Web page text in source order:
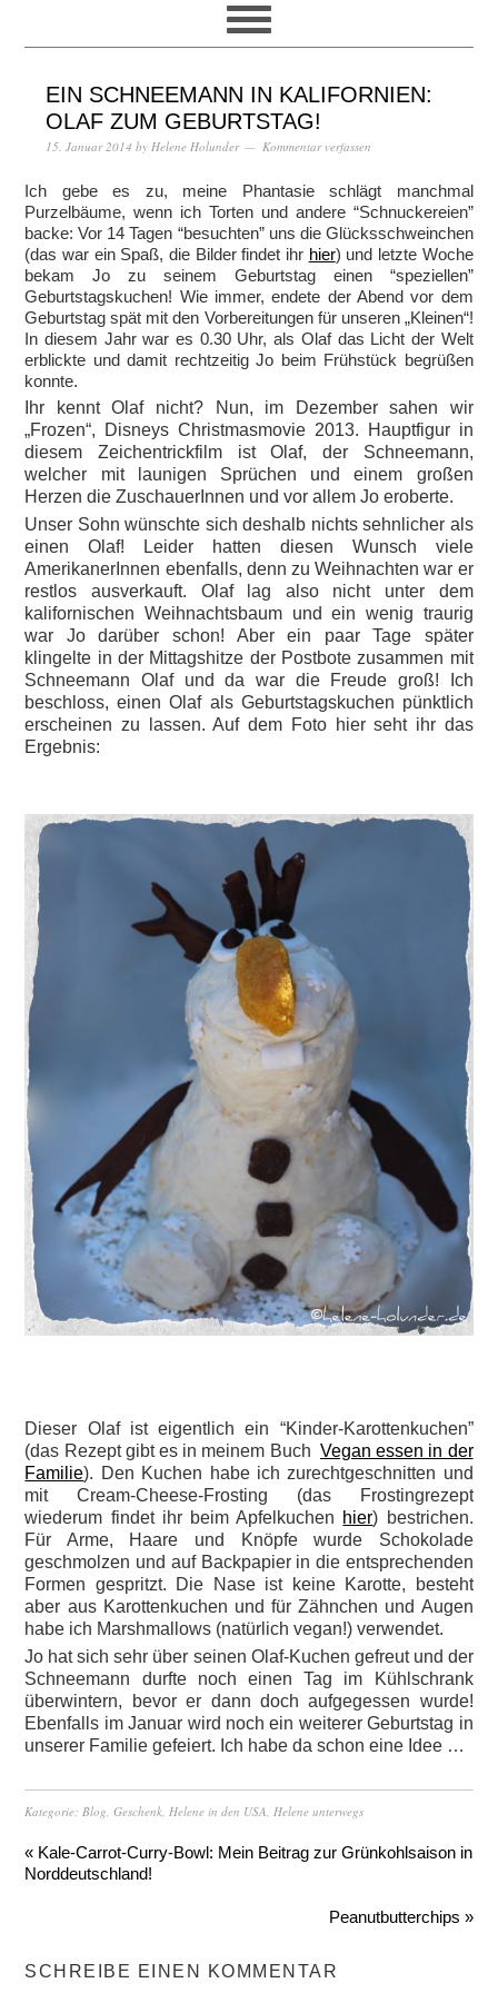
EIN SCHNEEMANN IN KALIFORNIEN:
OLAF ZUM GEBURTSTAG!
15. Januar 2014 by Helene Holunder Kommentar verfassen
Ich gebe es zu, meine Phantasie schlägt manchmal
Purzelbäume, wenn ich Torten und andere “Schnuckereien”
backe: Vor 14 Tagen “besuchten” uns die Glücksschweinchen
(das war ein Spaß, die Bilder findet ihr hier) und letzte Woche
bekam Jo zu seinem Geburtstag einen “speziellen”
Geburtstagskuchen! Wie immer, endete der Abend vor dem
Geburtstag spät mit den Vorbereitungen für unseren „Kleinen“!
In diesem Jahr war es 0.30 Uhr, als Olaf das Licht der Welt
erblickte und damit rechtzeitig Jo beim Frühstück begrüßen
konnte.
Ihr kennt Olaf nicht? Nun, im Dezember sahen wir
„Frozen“, Disneys Christmasmovie 2013. Hauptfigur in
diesem Zeichentrickfilm ist Olaf, der Schneemann,
welcher mit launigen Sprüchen und einem großen
Herzen die ZuschauerInnen und vor allem Jo eroberte.
Unser Sohn wünschte sich deshalb nichts sehnlicher als
einen Olaf! Leider hatten diesen Wunsch viele
AmerikanerInnen ebenfalls, denn zu Weihnachten war er
restlos ausverkauft. Olaf lag also nicht unter dem
kalifornischen Weihnachtsbaum und ein wenig traurig
war Jo darüber schon! Aber ein paar Tage später
klingelte in der Mittagshitze der Postbote zusammen mit
Schneemann Olaf und da war die Freude groß! Ich
beschloss, einen Olaf als Geburtstagskuchen pünktlich
erscheinen zu lassen. Auf dem Foto hier seht ihr das
Ergebnis:
Dieser Olaf ist eigentlich ein “Kinder-Karottenkuchen”
(das Rezept gibt es in meinem BuchVegan essen in der
Familie). Den Kuchen habe ich zurechtgeschnitten und
mit Cream-Cheese-Frosting (das Frostingrezept
wiederum findet ihr beim Apfelkuchen hier) bestrichen.
Für Arme, Haare und Knöpfe wurde Schokolade
geschmolzen und auf Backpapier in die entsprechenden
Formen gespritzt. Die Nase ist keine Karotte, besteht
aber aus Karottenkuchen und für Zähnchen und Augen
habe ich Marshmallows (natürlich vegan!) verwendet.
Jo hat sich sehr über seinen Olaf-Kuchen gefreut und der
Schneemann durfte noch einen Tag im Kühlschrank
überwintern, bevor er dann doch aufgegessen wurde!
Ebenfalls im Januar wird noch ein weiterer Geburtstag in
unserer Familie gefeiert. Ich habe da schon eine Idee …
Kategorie:Blog,Geschenk,Helene in den USA,Helene unterwegs
« Kale-Carrot-Curry-Bowl: Mein Beitrag zur Grünkohlsaison in
Norddeutschland!
Peanutbutterchips »
SCHREIBE EINEN KOMMENTAR